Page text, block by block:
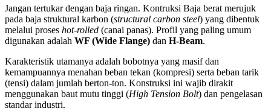
Jangan tertukar dengan baja ringan. Kontruksi Baja berat merujuk
pada baja struktural karbon (structural carbon steel) yang dibentuk
melalui proses hot-rolled (canai panas). Profil yang paling umum
digunakan adalah WF (Wide Flange) dan H-Beam.
Karakteristik utamanya adalah bobotnya yang masif dan
kemampuannya menahan beban tekan (kompresi) serta beban tarik
(tensi) dalam jumlah berton-ton. Konstruksi ini wajib dirakit
menggunakan baut mutu tinggi (High Tension Bolt) dan pengelasan
standar industri.